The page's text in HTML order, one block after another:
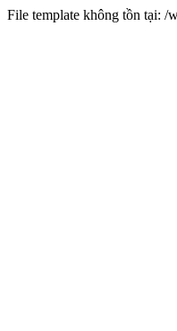
File template không tồn tại: /